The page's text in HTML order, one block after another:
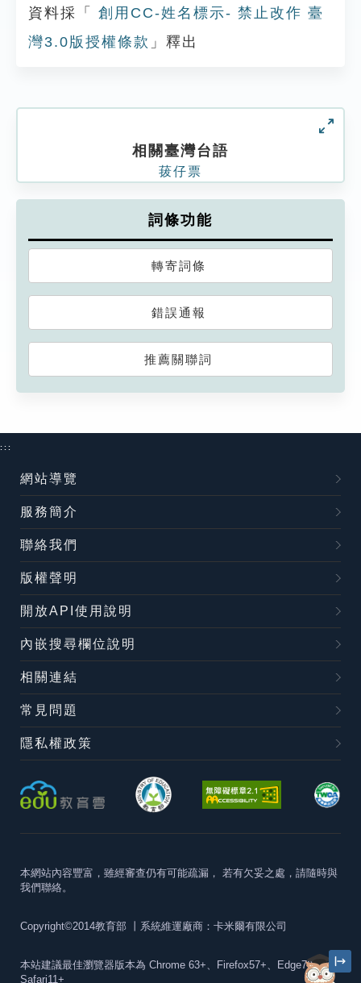
資料採「
創用CC-姓名標示- 禁止改作 臺
灣3.0版授權條款 」釋出
相關臺灣台語
菝仔票
詞條功能
轉寄詞條
錯誤通報
推薦關聯詞
:::
網站導覽
服務簡介
聯絡我們
版權聲明
開放API使用說明
內嵌搜尋欄位說明
相關連結
常見問題
隱私權政策
本網站內容豐富，雖經審查仍有可能疏漏， 若有欠妥之處，請隨時與
我們聯絡。
Copyright©2014教育部 丨系統維運廠商：卡米爾有限公司
本站建議最佳瀏覽器版本為 Chrome 63+、Firefox57+、Edge79+及
Safari11+